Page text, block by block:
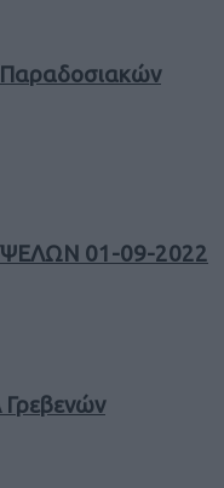
01-09-2022
Γρεβενών